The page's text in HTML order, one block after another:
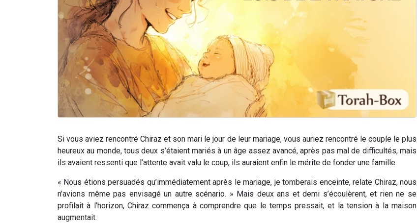
Si vous aviez rencontré Chiraz et son mari le jour de leur mariage, vous auriez rencontré le couple le plus
heureux au monde, tous deux s’étaient mariés à un âge assez avancé, après pas mal de difficultés, mais
ils avaient ressenti que l’attente avait valu le coup, ils auraient enfin le mérite de fonder une famille.
« Nous étions persuadés qu’immédiatement après le mariage, je tomberais enceinte, relate Chiraz, nous
n’avions même pas envisagé un autre scénario. » Mais deux ans et demi s’écoulèrent, et rien ne se
profilait à l’horizon, Chiraz commença à comprendre que le temps pressait, et la tension à la maison
augmentait.